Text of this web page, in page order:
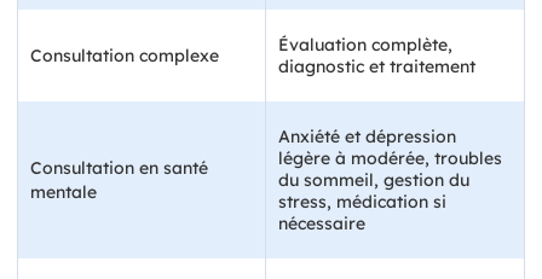
Consultation complexe
Évaluation complète,
diagnostic et traitement
Consultation en santé
mentale
Anxiété et dépression
légère à modérée, troubles
du sommeil, gestion du
stress, médication si
nécessaire